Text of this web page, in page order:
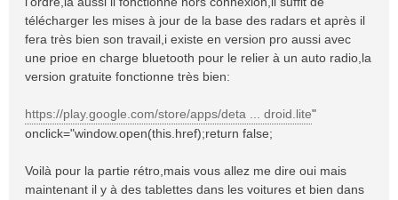
télécharger les mises à jour de la base des radars et après il
fera très bien son travail,i existe en version pro aussi avec
une prioe en charge bluetooth pour le relier à un auto radio,la
version gratuite fonctionne très bien:
https://play.google.com/store/apps/deta ... droid.lite"
onclick="window.open(this.href);return false;
Voilà pour la partie rétro,mais vous allez me dire oui mais
maintenant il y à des tablettes dans les voitures et bien dans